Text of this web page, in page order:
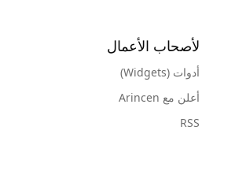
لأصحاب الأعمال
أدوات (Widgets)
أعلن مع Arincen
RSS